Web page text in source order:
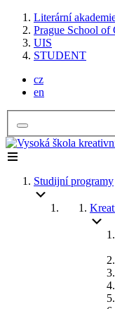
Literární
Prague School of
UIS
STUDENT
cz
en
Studijní programy